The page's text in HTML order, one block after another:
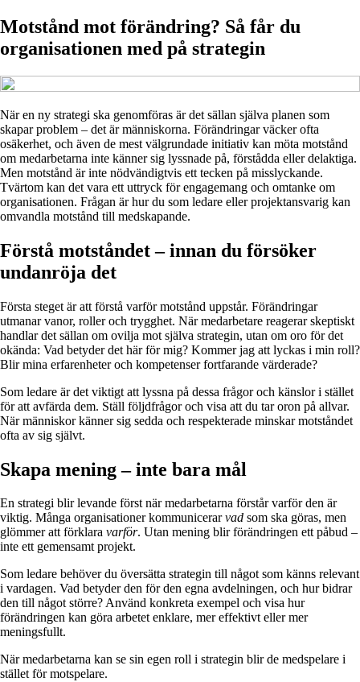
Motstånd mot förändring? Så får du
organisationen med på strategin
När en ny strategi ska genomföras är det sällan själva planen som
skapar problem – det är människorna. Förändringar väcker ofta
osäkerhet, och även de mest välgrundade initiativ kan möta motstånd
om medarbetarna inte känner sig lyssnade på, förstådda eller delaktiga.
Men motstånd är inte nödvändigtvis ett tecken på misslyckande.
Tvärtom kan det vara ett uttryck för engagemang och omtanke om
organisationen. Frågan är hur du som ledare eller projektansvarig kan
omvandla motstånd till medskapande.
Förstå motståndet – innan du försöker
undanröja det
Första steget är att förstå varför motstånd uppstår. Förändringar
utmanar vanor, roller och trygghet. När medarbetare reagerar skeptiskt
handlar det sällan om ovilja mot själva strategin, utan om oro för det
okända: Vad betyder det här för mig? Kommer jag att lyckas i min roll?
Blir mina erfarenheter och kompetenser fortfarande värderade?
Som ledare är det viktigt att lyssna på dessa frågor och känslor i stället
för att avfärda dem. Ställ följdfrågor och visa att du tar oron på allvar.
När människor känner sig sedda och respekterade minskar motståndet
ofta av sig självt.
Skapa mening – inte bara mål
En strategi blir levande först när medarbetarna förstår varför den är
viktig. Många organisationer kommunicerarvad som ska göras, men
glömmer att förklara varför. Utan mening blir förändringen ett påbud –
inte ett gemensamt projekt.
Som ledare behöver du översätta strategin till något som känns relevant
i vardagen. Vad betyder den för den egna avdelningen, och hur bidrar
den till något större? Använd konkreta exempel och visa hur
förändringen kan göra arbetet enklare, mer effektivt eller mer
meningsfullt.
När medarbetarna kan se sin egen roll i strategin blir de medspelare i
stället för motspelare.